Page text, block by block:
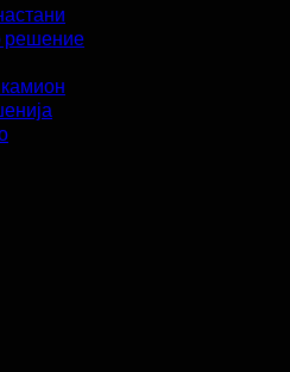
производител
на
LED
дисплеј,
решение